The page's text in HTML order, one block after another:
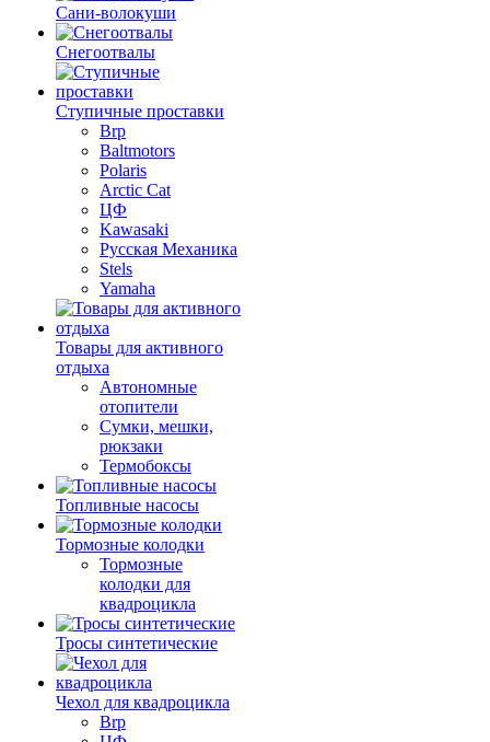
Сани-волокуши
Снегоотвалы
Ступичные проставки
Brp
Baltmotors
Polaris
Arctic Cat
ЦФ
Kawasaki
Русская Механика
Stels
Yamaha
Товары для активного
отдыха
Автономные
отопители
Сумки, мешки,
рюкзаки
Термобоксы
Топливные насосы
Тормозные колодки
Тормозные
колодки для
квадроцикла
Тросы синтетические
Чехол для квадроцикла
Brp